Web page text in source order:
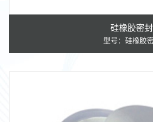
硅橡胶密
型号：硅橡胶